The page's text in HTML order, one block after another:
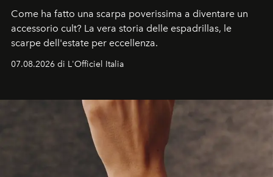
Come ha fatto una scarpa poverissima a diventare un
accessorio cult? La vera storia delle espadrillas, le
scarpe dell'estate per eccellenza.
07.08.2026 di L'Officiel Italia